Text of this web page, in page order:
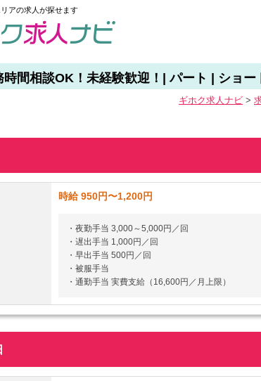
アの求人が探せます
時間相談OK！未経験歓迎！| パート | ショ
ギホク求⼈ナビ >
時給 950円〜1,200円
・夜勤手当 3,000～5,000円／回
・遅出手当 1,000円／回
・早出手当 500円／回
・被服手当
・通勤手当 実費支給（16,600円／月上限）